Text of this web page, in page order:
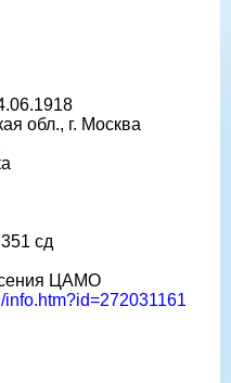
обл., г. Москва
сд
ЦАМО
info.htm?id=272031161